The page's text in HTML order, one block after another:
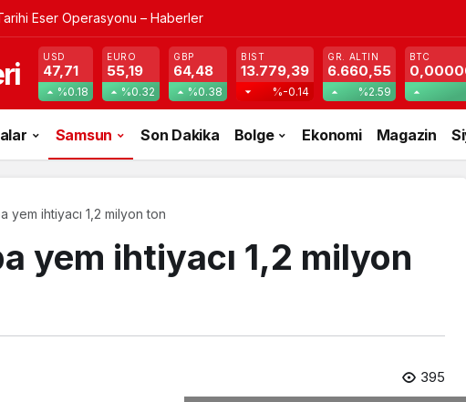
Eser Operasyonu – Haberler
USD
47,71
%0.18
EURO
55,19
%0.32
GBP
64,48
%0.38
BIST
13.779,39
%-0.14
GR. ALTIN
6.660,55
%2.59
BTC
Samsun Son Dakika Bolge Ekonomi Magazin
yem ihtiyacı 1,2 milyon ton
yem ihtiyacı 1,2 milyon
395